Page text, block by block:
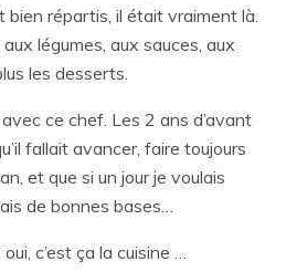
bien répartis, il était vraiment là.
légumes, aux sauces, aux
les desserts.
avec ce chef. Les 2 ans d’avant
fallait avancer, faire toujours
et que si un jour je voulais
de bonnes bases…
c’est ça la cuisine …